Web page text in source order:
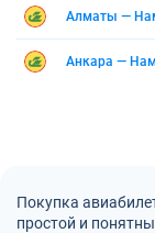
Алматы —
Анкара —
Покупка
простой и